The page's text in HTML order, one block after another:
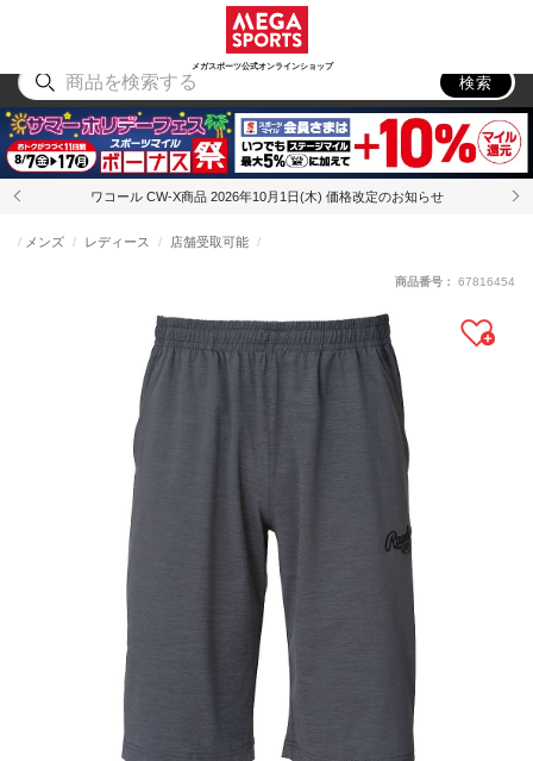
メガスポーツ公式オンラインショップ
アウトドア
検索
ワコール CW-X商品 2026年10月1日(木) 価格改定のお知らせ
メンズ レディース 店舗受取可能
商品番号： 67816454